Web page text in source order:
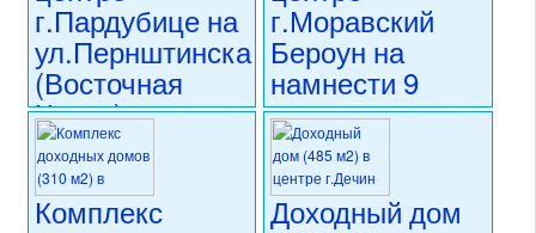
г.Пардубице на
ул.Пернштинска
(Восточная
Чехия)
12 900 000 CZK
регион:Восточная Чехия
раздел: объекты для
коммерческого использования
г.Моравский
Бероун на
намнести 9
кветна
(Северная
Моравия)
13 900 000 CZK
Комплекс Доходный дом